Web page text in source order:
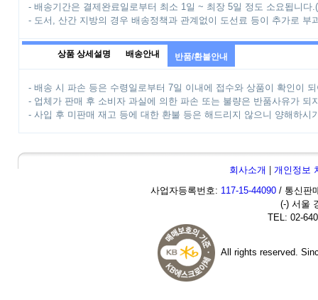
- 배송기간은 결제완료일로부터 최소 1일 ~ 최장 5일 정도 소요됩니다
- 도서, 산간 지방의 경우 배송정책과 관계없이 도선료 등이 추가로 부
상품 상세설명 배송안내 반품/환불안내
- 배송 시 파손 등은 수령일로부터 7일 이내에 접수와 상품이 확인이
- 업체가 판매 후 소비자 과실에 의한 파손 또는 불량은 반품사유가 되
- 사입 후 미판매 재고 등에 대한 환불 등은 해드리지 않으니 양해하시
회사소개
개인정보
사업자등록번호: 117-15-44090/ 통신판
(-) 서울
TEL: 02-
All rights reserved.